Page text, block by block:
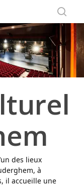
des lieux
, à
il accueille une